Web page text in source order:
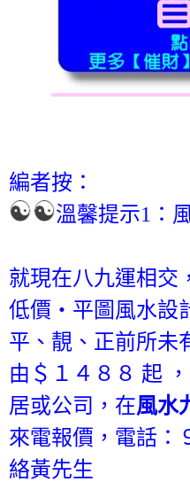
編者按：
溫馨提示1：
就現在八九運相交
低價‧平圖風水設
平、靚、正前所未
由＄１４８８ 起
居或公司，在風水
來電報價，電話：
絡黃先生